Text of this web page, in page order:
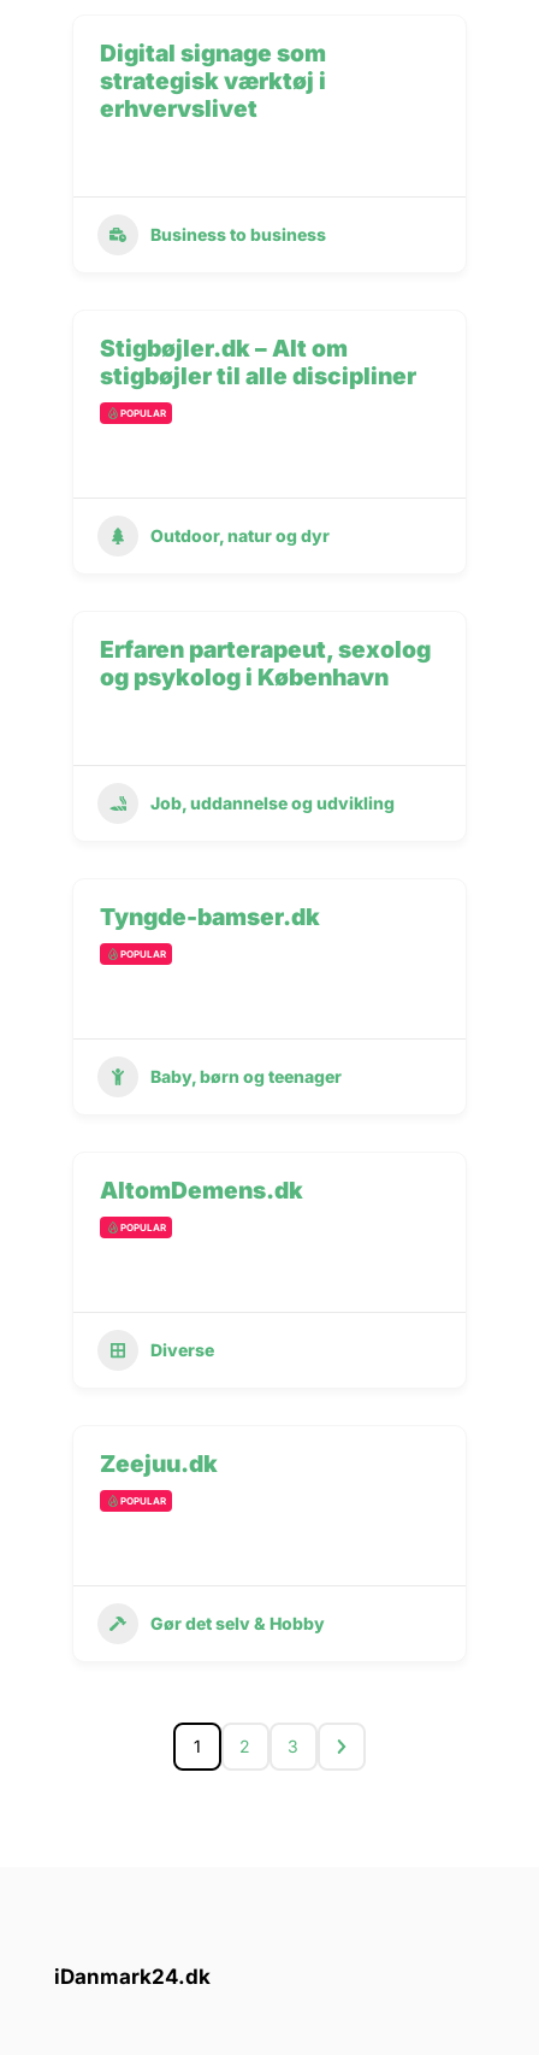
Digital signage som
strategisk værktøj i
erhvervslivet
Business to business
Stigbøjler.dk – Alt om
stigbøjler til alle discipliner
POPULAR
Outdoor, natur og dyr
Erfaren parterapeut, sexolog
og psykolog i København
Job, uddannelse og udvikling
Tyngde-bamser.dk
POPULAR
Baby, børn og teenager
AltomDemens.dk
POPULAR
Diverse
Zeejuu.dk
POPULAR
Gør det selv & Hobby
1 2 3
iDanmark24.dk